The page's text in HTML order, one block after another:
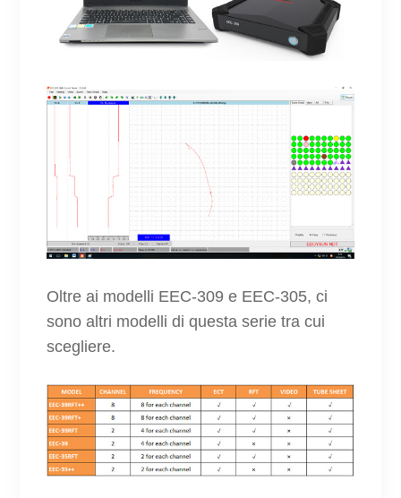
Oltre ai modelli EEC-309 e EEC-305, ci
sono altri modelli di questa serie tra cui
scegliere.